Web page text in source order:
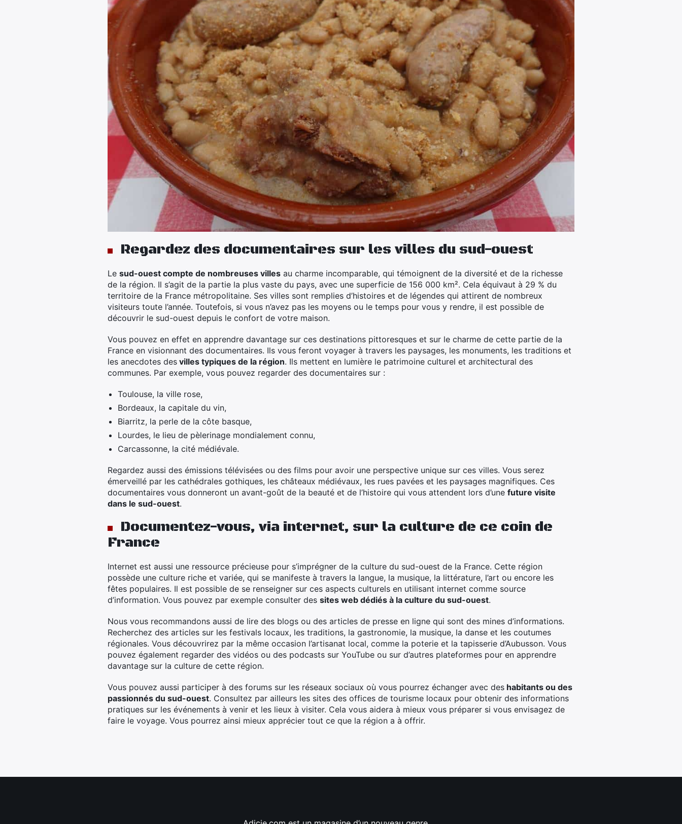
Regardez des documentaires sur les villes du sud-ouest
Le sud-ouest compte de nombreuses villes au charme incomparable, qui témoignent de la diversité et de la richesse
de la région. Il s’agit de la partie la plus vaste du pays, avec une superficie de 156 000 km². Cela équivaut à 29 % du
territoire de la France métropolitaine. Ses villes sont remplies d’histoires et de légendes qui attirent de nombreux
visiteurs toute l’année. Toutefois, si vous n’avez pas les moyens ou le temps pour vous y rendre, il est possible de
découvrir le sud-ouest depuis le confort de votre maison.
Vous pouvez en effet en apprendre davantage sur ces destinations pittoresques et sur le charme de cette partie de la
France en visionnant des documentaires. Ils vous feront voyager à travers les paysages, les monuments, les traditions et
les anecdotes des villes typiques de la région. Ils mettent en lumière le patrimoine culturel et architectural des
communes. Par exemple, vous pouvez regarder des documentaires sur :
Toulouse, la ville rose,
Bordeaux, la capitale du vin,
Biarritz, la perle de la côte basque,
Lourdes, le lieu de pèlerinage mondialement connu,
Carcassonne, la cité médiévale.
Regardez aussi des émissions télévisées ou des films pour avoir une perspective unique sur ces villes. Vous serez
émerveillé par les cathédrales gothiques, les châteaux médiévaux, les rues pavées et les paysages magnifiques. Ces
documentaires vous donneront un avant-goût de la beauté et de l’histoire qui vous attendent lors d’une future visite
dans le sud-ouest.
Documentez-vous, via internet, sur la culture de ce coin de
France
Internet est aussi une ressource précieuse pour s’imprégner de la culture du sud-ouest de la France. Cette région
possède une culture riche et variée, qui se manifeste à travers la langue, la musique, la littérature, l’art ou encore les
fêtes populaires. Il est possible de se renseigner sur ces aspects culturels en utilisant internet comme source
d’information. Vous pouvez par exemple consulter des sites web dédiés à la culture du sud-ouest.
Nous vous recommandons aussi de lire des blogs ou des articles de presse en ligne qui sont des mines d’informations.
Recherchez des articles sur les festivals locaux, les traditions, la gastronomie, la musique, la danse et les coutumes
régionales. Vous découvrirez par la même occasion l’artisanat local, comme la poterie et la tapisserie d’Aubusson. Vous
pouvez également regarder des vidéos ou des podcasts sur YouTube ou sur d’autres plateformes pour en apprendre
davantage sur la culture de cette région.
Vous pouvez aussi participer à des forums sur les réseaux sociaux où vous pourrez échanger avec des habitants ou des
passionnés du sud-ouest. Consultez par ailleurs les sites des offices de tourisme locaux pour obtenir des informations
pratiques sur les événements à venir et les lieux à visiter. Cela vous aidera à mieux vous préparer si vous envisagez de
faire le voyage. Vous pourrez ainsi mieux apprécier tout ce que la région a à offrir.